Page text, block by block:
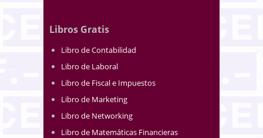
Libros Gratis
Libro de Contabilidad
Libro de Laboral
Libro de Fiscal e Impuestos
Libro de Marketing
Libro de Networking
Libro de Matemáticas Financieras